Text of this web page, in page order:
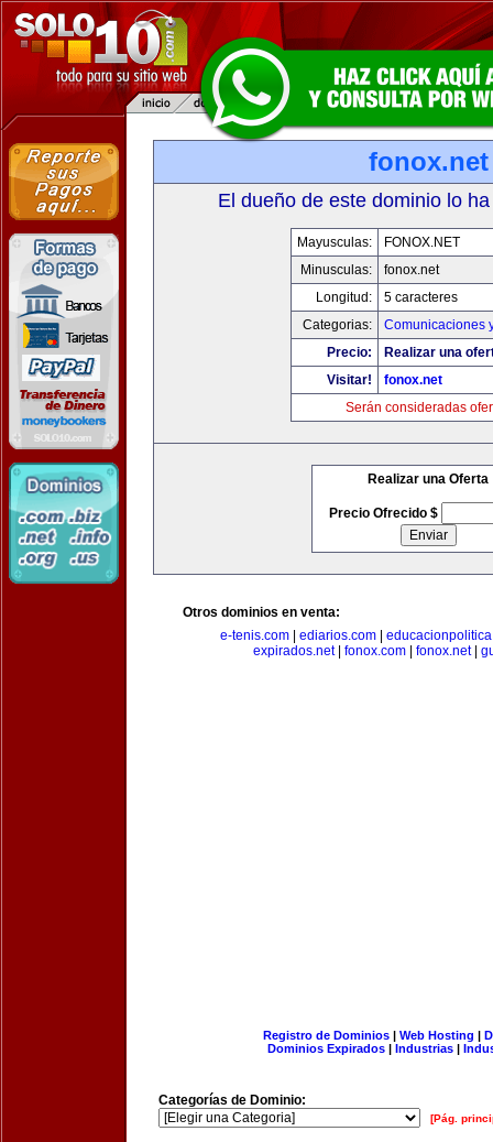
fonox.net
El dueño de este dominio lo
Mayusculas:
FONOX.NET
Minusculas:
fonox.net
Longitud:
5 caracteres
Categorias:
Comunicaciones
Precio:
Realizar una
Visitar!
fonox.net
Serán consideradas
Realizar una Oferta
Precio Ofrecido $
Otros dominios en venta:
e-tenis.com
ediarios.com
expirados.net| fonox.com fonox.net|
Registro de Dominios| Web Hosting |
Dominios Expirados | Industrias |
Categorías de Dominio:
[Pág.